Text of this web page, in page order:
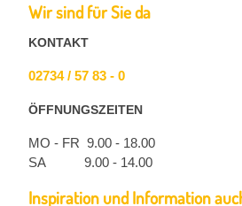
Wir sind für Sie da
KONTAKT
02734 / 57 83 - 0
ÖFFNUNGSZEITEN
MO - FR 9.00 - 18.00
SA 9.00 - 14.00
Inspiration und Information